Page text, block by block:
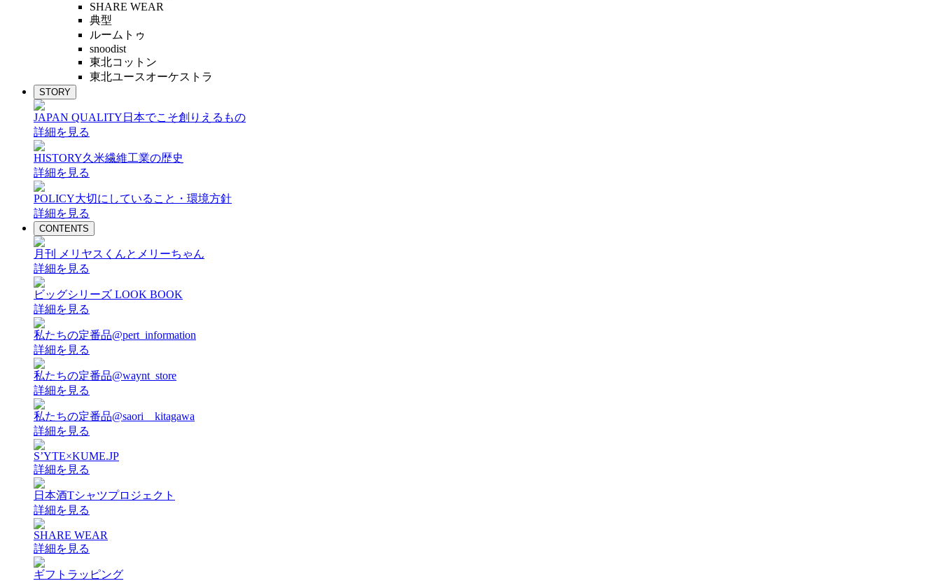
SHARE WEAR
典型
ルームトゥ
snoodist
東北コットン
東北ユースオーケストラ
STORY
JAPAN QUALITY 日本でこそ創りえるもの
詳細を見る
HISTORY久米繊維工業の歴史
詳細を見る
POLICY大切にしていること・環境方針
詳細を見る
CONTENTS
月刊 メリヤスくんとメリーちゃん
詳細を見る
ビッグシリーズ LOOK BOOK
詳細を見る
私たちの定番品@pert_information
詳細を見る
私たちの定番品@waynt_store
詳細を見る
私たちの定番品@saori__kitagawa
詳細を見る
S’YTE×KUME.JP
詳細を見る
日本酒Tシャツプロジェクト
詳細を見る
SHARE WEAR
詳細を見る
ギフトラッピング